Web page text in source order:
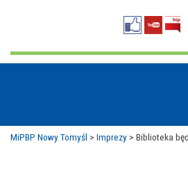
MiPBP Nowy Tomyśl > Imprezy > Biblioteka